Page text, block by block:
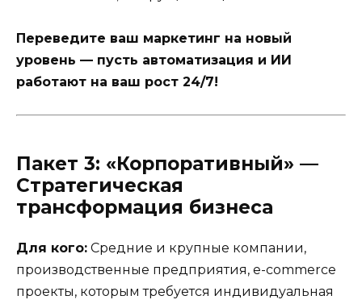
Переведите ваш маркетинг на новый
уровень — пусть автоматизация и ИИ
работают на ваш рост 24/7!
Пакет 3: «Корпоративный» —
Стратегическая
трансформация бизнеса
Для кого: Средние и крупные компании,
производственные предприятия, e-commerce
проекты, которым требуется индивидуальная